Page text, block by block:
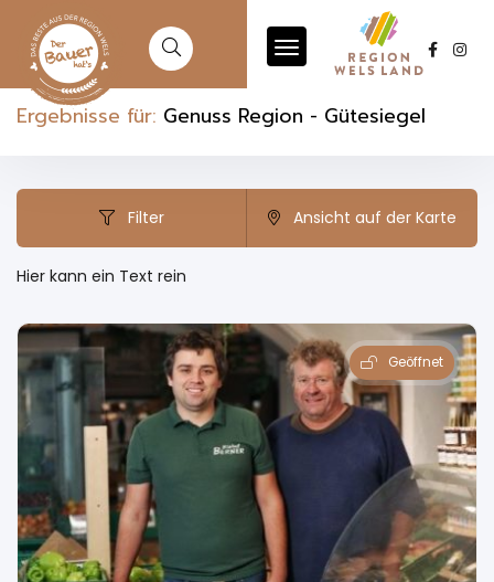
Ergebnisse für: Genuss Region - Gütesiegel
Filter Ansicht auf der Karte
Hier kann ein Text rein
Geöffnet